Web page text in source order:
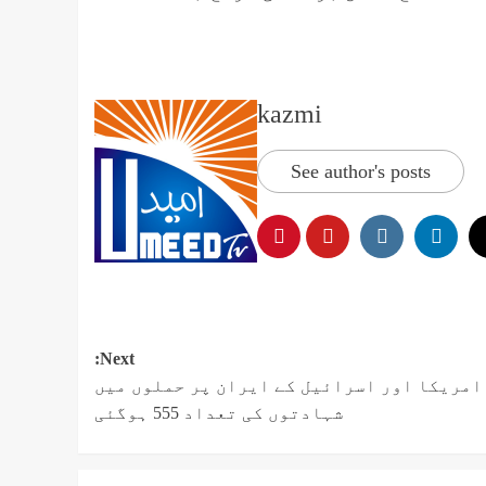
kazmi
See author's posts
Next:
امریکا اور اسرائیل کے ایران پر حملوں میں
شہادتوں کی تعداد 555 ہوگئی